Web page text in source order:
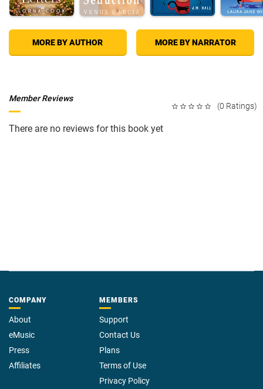
MORE BY AUTHOR MORE BY NARRATOR
(0 Ratings)
Member Reviews
There are no reviews for this book yet
COMPANY
About
eMusic
Press
Affiliates
MEMBERS
Support
Contact Us
Plans
Terms of Use
Privacy Policy